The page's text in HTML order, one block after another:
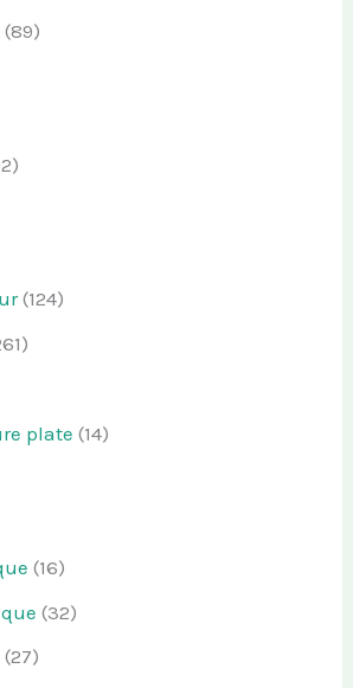
(89)
(124)
plate (14)
(16)
(32)
(27)